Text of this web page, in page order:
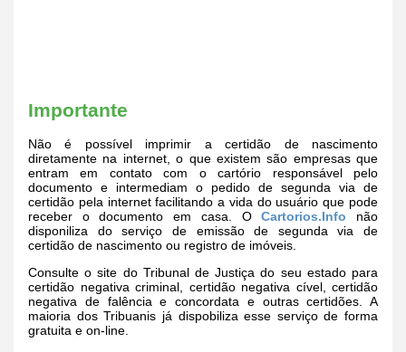
Importante
Não é possível imprimir a certidão de nascimento
diretamente na internet, o que existem são empresas que
entram em contato com o cartório responsável pelo
documento e intermediam o pedido de segunda via de
certidão pela internet facilitando a vida do usuário que pode
receber o documento em casa. OCartorios.Info não
disponiliza do serviço de emissão de segunda via de
certidão de nascimento ou registro de imóveis.
Consulte o site do Tribunal de Justiça do seu estado para
certidão negativa criminal, certidão negativa cível, certidão
negativa de falência e concordata e outras certidões. A
maioria dos Tribuanis já dispobiliza esse serviço de forma
gratuita e on-line.